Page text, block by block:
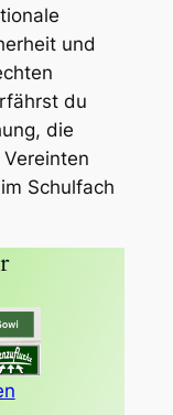
und
du
die
Schulfach